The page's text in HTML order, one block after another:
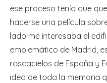
ese proceso tenía que
hacerse una película
lado me interesaba el
emblemático de Madrid,
rascacielos de España y
idea de toda la memoria